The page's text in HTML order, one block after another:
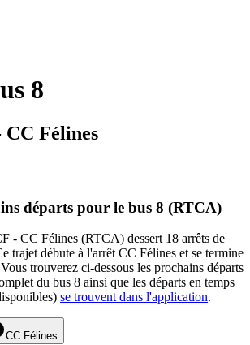
8
CC Félines
départs pour le bus 8 (RTCA)
- CC Félines (RTCA) dessert 18 arrêts de
trajet débute à l'arrêt CC Félines et se termine
trouverez ci-dessous les prochains départs
du bus 8 ainsi que les départs en temps
se trouvent dans l'application.
CC Félines